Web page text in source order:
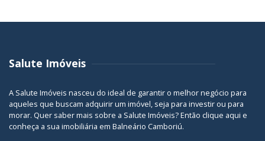
Salute Imóveis
A Salute Imóveis nasceu do ideal de garantir o melhor negócio para
aqueles que buscam adquirir um imóvel, seja para investir ou para
morar. Quer saber mais sobre a Salute Imóveis? Então clique aqui e
conheça a sua imobiliária em Balneário Camboriú.